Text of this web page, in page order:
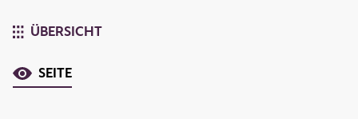
ÜBERSICHT
SEITE